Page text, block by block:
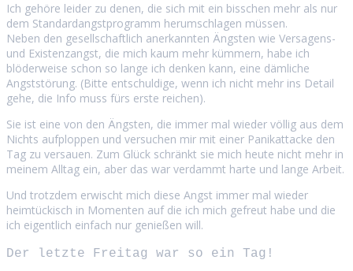
Ich gehöre leider zu denen, die sich mit ein bisschen mehr als nur
dem Standardangstprogramm herumschlagen müssen.
Neben den gesellschaftlich anerkannten Ängsten wie Versagens-
und Existenzangst, die mich kaum mehr kümmern, habe ich
blöderweise schon so lange ich denken kann, eine dämliche
Angststörung. (Bitte entschuldige, wenn ich nicht mehr ins Detail
gehe, die Info muss fürs erste reichen).
Sie ist eine von den Ängsten, die immer mal wieder völlig aus dem
Nichts aufploppen und versuchen mir mit einer Panikattacke den
Tag zu versauen. Zum Glück schränkt sie mich heute nicht mehr in
meinem Alltag ein, aber das war verdammt harte und lange Arbeit.
Und trotzdem erwischt mich diese Angst immer mal wieder
heimtückisch in Momenten auf die ich mich gefreut habe und die
ich eigentlich einfach nur genießen will.
Der letzte Freitag war so ein Tag!